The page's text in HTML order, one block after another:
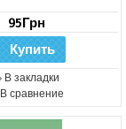
95Грн
В закладки
В сравнение